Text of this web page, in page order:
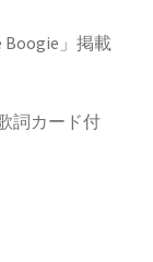
Boogie」掲載
詞カード付